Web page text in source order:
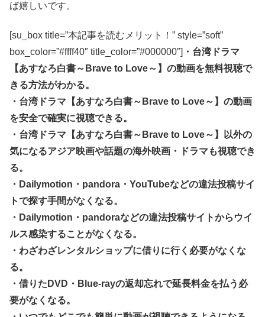
ば嬉しいです。
[su_box title=”本記事を読むメリット！” style=”soft”
box_color=”#ffff40″ title_color=”#000000″] ・台湾ドラマ
【あすなろ白書～Brave to Love～】の動画を無料視聴で
きる方法がわかる。
・台湾ドラマ【あすなろ白書～Brave to Love～】の動画
を安全で確実に視聴できる。
・台湾ドラマ【あすなろ白書～Brave to Love～】以外の
気になるアジア映画や話題の海外映画・ドラマも視聴でき
る。
・Dailymotion・pandora・YouTubeなどの違法投稿サイ
トで探す手間がなくなる。
・Dailymotion・pandoraなどの違法投稿サイトからウイ
ルス感染することがなくなる。
・わざわざレンタルショップに借りに行く必要がなくな
る。
・借りたDVD・Blue-rayの返却忘れで延長料金を払う必
要がなくなる。